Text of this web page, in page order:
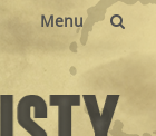
Menu